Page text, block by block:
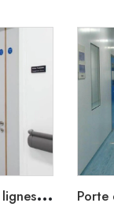
P
orte en acier à lignes de plomb pour hôpitaux et soins de santé